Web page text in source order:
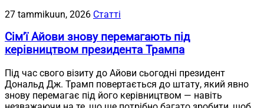
27 tammikuun, 2026 Статті
Сім’ї Айови знову перемагають під
керівництвом президента Трампа
Під час свого візиту до Айови сьогодні президент
Дональд Дж. Трамп повертається до штату, який явно
знову перемагає під його керівництвом — навіть